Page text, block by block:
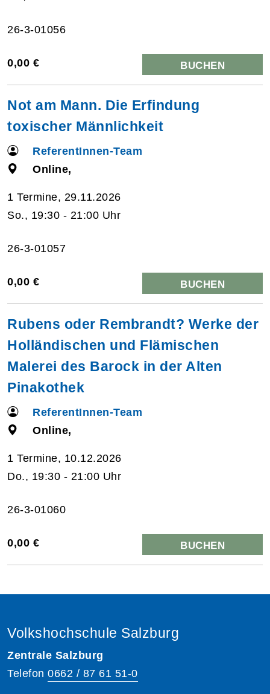
26-3-01056
0,00 € BUCHEN
Not am Mann. Die Erfindung
toxischer Männlichkeit
ReferentInnen-Team
Online,
1 Termine, 29.11.2026
So., 19:30 - 21:00 Uhr
26-3-01057
0,00 € BUCHEN
Rubens oder Rembrandt? Werke der
Holländischen und Flämischen
Malerei des Barock in der Alten
Pinakothek
ReferentInnen-Team
Online,
1 Termine, 10.12.2026
Do., 19:30 - 21:00 Uhr
26-3-01060
0,00 € BUCHEN
Volkshochschule Salzburg
Zentrale Salzburg
Telefon 0662 / 87 61 51-0